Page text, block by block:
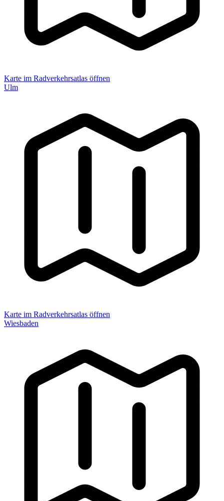
Karte im Radverkehrsatlas öffnen
Ulm
Karte im Radverkehrsatlas öffnen
Wiesbaden